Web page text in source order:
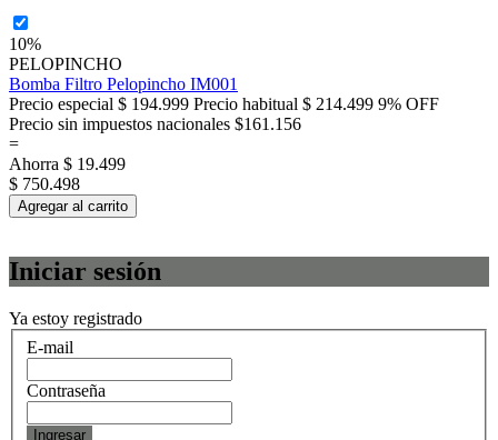
10%
PELOPINCHO
Bomba Filtro Pelopincho IM001
Precio especial $ 194.999 Precio habitual $ 214.499 9% OFF
Precio sin impuestos nacionales $161.156
=
Ahorra $ 19.499
$ 750.498
Agregar al carrito
Iniciar sesión
Ya estoy registrado
E-mail
Contraseña
Ingresar